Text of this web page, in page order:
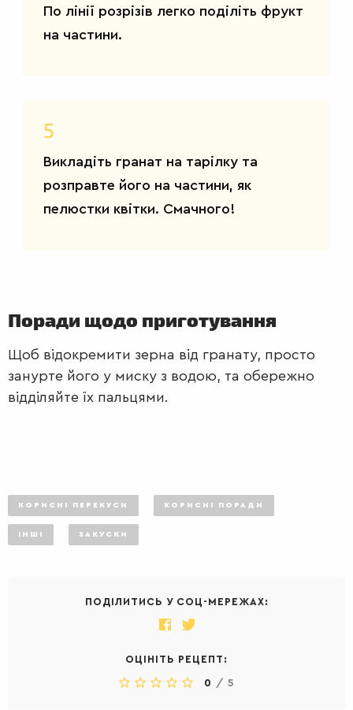
По лінії розрізів легко поділіть фрукт
на частини.
5
Викладіть гранат на тарілку та
розправте його на частини, як
пелюстки квітки. Смачного!
Поради щодо приготування
Щоб відокремити зерна від гранату, просто
занурте його у миску з водою, та обережно
відділяйте їх пальцями.
КОРИСНІ ПЕРЕКУСИ КОРИСНІ ПОРАДИ
ІНШІ ЗАКУСКИ
ПОДІЛИТИСЬ У СОЦ-МЕРЕЖАХ:
ОЦІНІТЬ РЕЦЕПТ:
0 / 5